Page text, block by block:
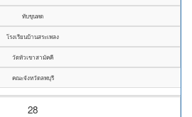
ทับขุนทด
โรงเรียนบ้านสระเพลง
วัดหัวเขาสามัคคี
คณะจังหวัดลพบุรี
28